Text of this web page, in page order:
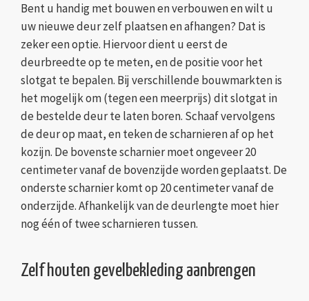
Bent u handig met bouwen en verbouwen en wilt u
uw nieuwe deur zelf plaatsen en afhangen? Dat is
zeker een optie. Hiervoor dient u eerst de
deurbreedte op te meten, en de positie voor het
slotgat te bepalen. Bij verschillende bouwmarkten is
het mogelijk om (tegen een meerprijs) dit slotgat in
de bestelde deur te laten boren. Schaaf vervolgens
de deur op maat, en teken de scharnieren af op het
kozijn. De bovenste scharnier moet ongeveer 20
centimeter vanaf de bovenzijde worden geplaatst. De
onderste scharnier komt op 20 centimeter vanaf de
onderzijde. Afhankelijk van de deurlengte moet hier
nog één of twee scharnieren tussen.
Zelf houten gevelbekleding aanbrengen